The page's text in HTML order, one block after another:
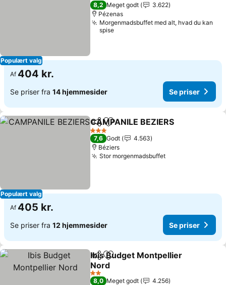
Populært valg
8,2 Meget godt
3.622
Pézenas
Morgenmadsbuffet med alt, hvad du kan
spise
Af 404 kr.
Se priser fra 14 hjemmesider Se priser
Populært valg
Del Føj til favoritter
CAMPANILE BEZIERS
3 Stjerner
7,6 Godt
4.563
Béziers
Stor morgenmadsbuffetSe priser
Af 405 kr.
Se priser fra 12 hjemmesider Se priser
Del Føj til favoritter
Ibis Budget Montpellier
Nord
Se priser
2 Stjerner
8,0 Meget godt
4.256